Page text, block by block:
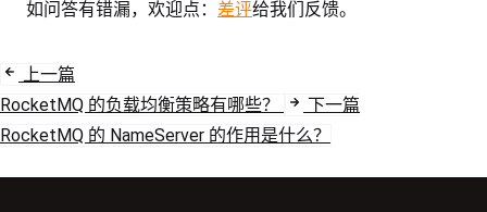
如问答有错漏，欢迎点： 差评给我们反馈。
上一篇
RocketMQ 的负载均衡策略有哪些？
下一篇
RocketMQ 的 NameServer 的作用是什么？